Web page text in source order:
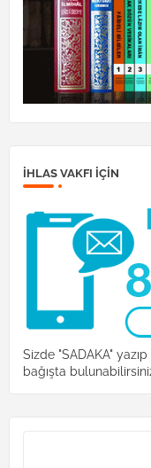
İHLAS VAKFI IÇIN
Sizde "SADAKA"
bağışta